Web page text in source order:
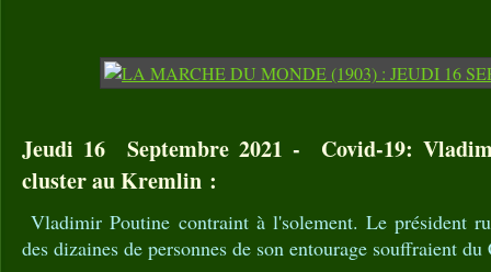
Jeudi 16 Septembre 2021 - Covid-19:
cluster au Kremlin :
Vladimir Poutine contraint à l'solement. Le président
des dizaines de personnes de son entourage souffraient